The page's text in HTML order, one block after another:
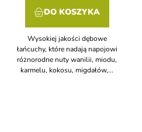
DO KOSZYKA
Wysokiej jakości dębowe
łańcuchy, które nadają napojowi
różnorodne nuty wanilii, miodu,
karmelu, kokosu, migdałów,...